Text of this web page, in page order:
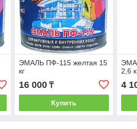
ЭМАЛЬ ПФ-115 желтая 15
кг
16 000₸
Купить
2,6
4